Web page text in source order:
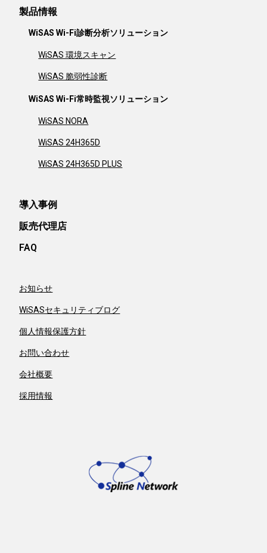
製品情報
WiSAS Wi-Fi診断分析ソリューション
WiSAS 環境スキャン
WiSAS 脆弱性診断
WiSAS Wi-Fi常時監視ソリューション
WiSAS NORA
WiSAS 24H365D
WiSAS 24H365D PLUS
導入事例
販売代理店
FAQ
お知らせ
WiSASセキュリティブログ
個人情報保護方針
お問い合わせ
会社概要
採用情報